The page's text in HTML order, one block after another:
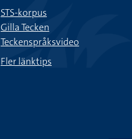
STS-korpus
Gilla Tecken
Teckenspråksvideo
Fler länktips